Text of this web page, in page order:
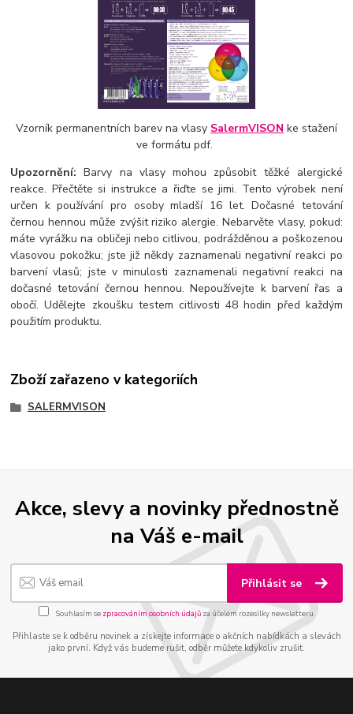
Vzorník permanentních barev na vlasy SalermVISON ke stažení
ve formátu pdf.
Upozornění: Barvy na vlasy mohou způsobit těžké alergické
reakce. Přečtěte si instrukce a řiďte se jimi. Tento výrobek není
určen k používání pro osoby mladší 16 let. Dočasné tetování
černou hennou může zvýšit riziko alergie. Nebarvěte vlasy, pokud:
máte vyrážku na obličeji nebo citlivou, podrážděnou a poškozenou
vlasovou pokožku; jste již někdy zaznamenali negativní reakci po
barvení vlasů; jste v minulosti zaznamenali negativní reakci na
dočasné tetování černou hennou. Nepoužívejte k barvení řas a
obočí. Udělejte zkoušku testem citlivosti 48 hodin před každým
použitím produktu.
Zboží zařazeno v kategoriích
SALERMVISON
Akce, slevy a novinky přednostně
na Váš e-mail
Přihlásit se
Souhlasím se zpracováním osobních údajůza účelem rozesílky newsletteru.
Přihlaste se k odběru novinek a získejte informace o akčních nabídkách a slevách
jako první. Když vás budeme rušit, odběr můžete kdykoliv zrušit.